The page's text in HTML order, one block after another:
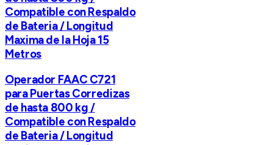
Compatible con Respaldo
de Bateria / Longitud
Maxima de la Hoja 15
Metros
Operador FAAC C721
para Puertas Corredizas
de hasta 800 kg /
Compatible con Respaldo
de Bateria / Longitud